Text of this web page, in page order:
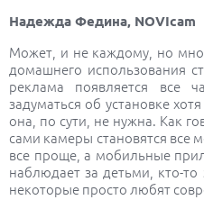
Надежда Федина, NOVIcam
Может, и не каждому, но
домашнего использования
реклама появляется все
задуматься об установке
она, по сути, не нужна. Как
сами камеры становятся все
все проще, а мобильные
наблюдает за детьми, кто-
некоторые просто любят